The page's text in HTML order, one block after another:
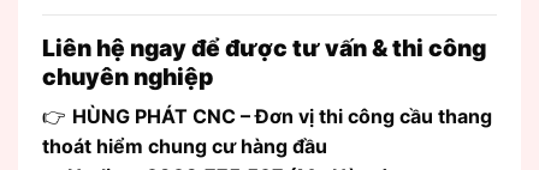
Liên hệ ngay để được tư vấn & thi công
chuyên nghiệp
👉 HÙNG PHÁT CNC – Đơn vị thi công cầu thang
thoát hiểm chung cư hàng đầu